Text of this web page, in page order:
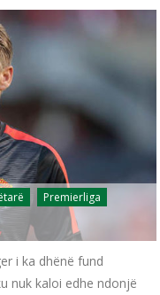
Premierliga
i ka dhënë fund
nuk kaloi edhe ndonjë